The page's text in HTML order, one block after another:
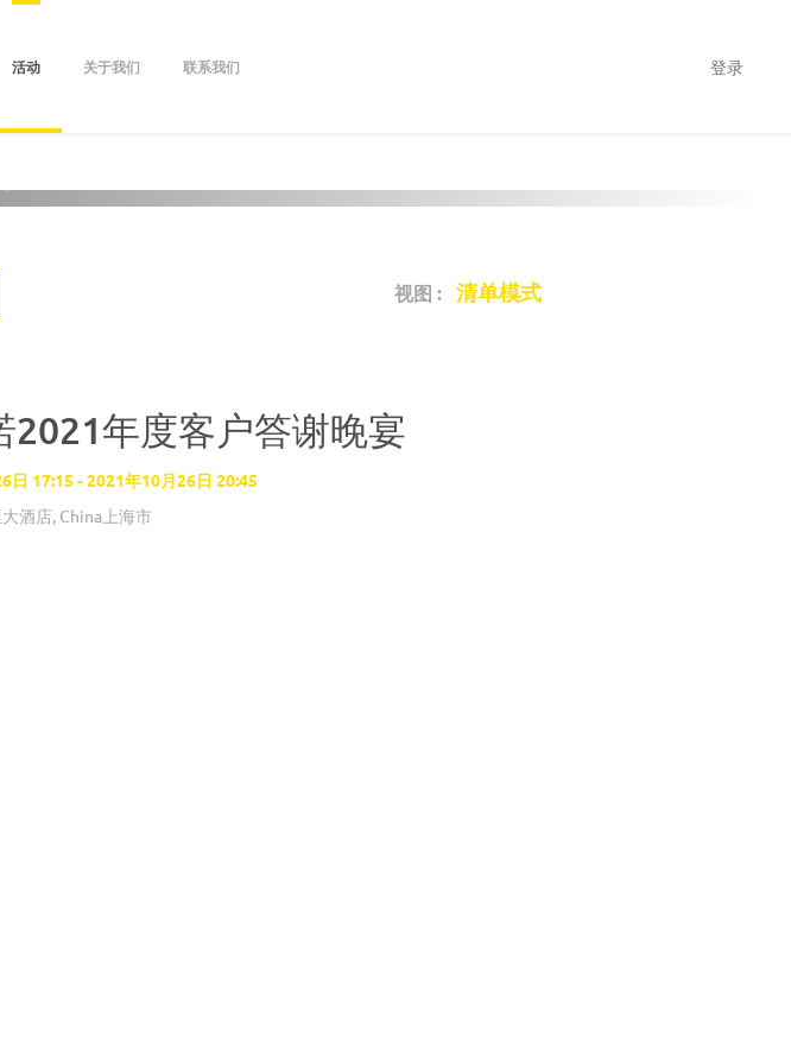
登录
活动 关于我们 联系我们
有限公司
视图 :
2021年度客户答谢晚宴
日 17:15 - 2021年10月26日 20:45
酒店, China上海市